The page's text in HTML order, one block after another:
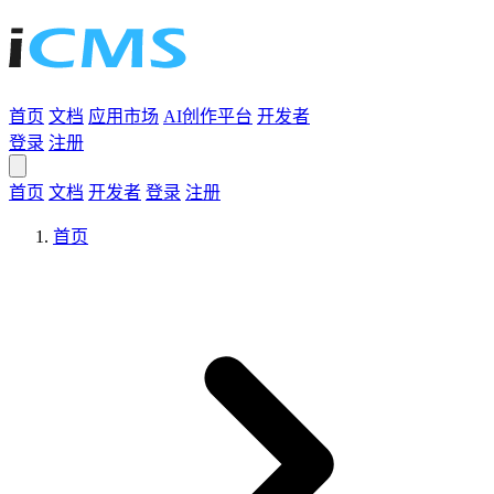
首页 文档 应用市场 AI创作平台 开发者
登录 注册
首页 文档 开发者 登录 注册
首页